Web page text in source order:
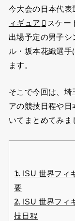
今大会の日本代表
ィギュア
スケー
出場予定の男子
ル・坂本花織選
ます。
そこで今回は、埼
アの競技日程や
いてまとめてみま
1.
ISU 世界フィ
要
2.
ISU 世界フィ
技日程